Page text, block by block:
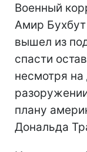
Военный
Амир
вышел из
спасти
несмотря на
плану
Дональда